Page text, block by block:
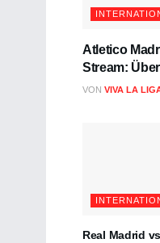
Atletico
Stream:
VON VIVA LA
Real Madrid